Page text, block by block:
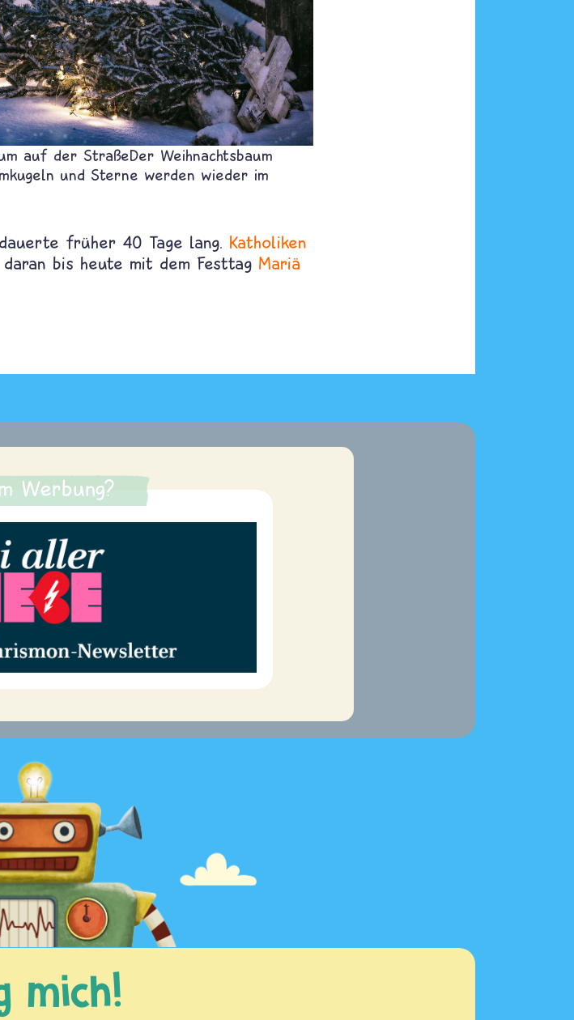
auf der StraßeDer Weihnachtsbaum
und Sterne werden wieder im
dauerte früher 40 Tage lang. Katholiken
bis heute mit dem Festtag Mariä
Werbung?
mich!